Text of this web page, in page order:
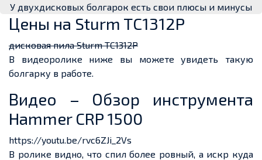
У двухдисковых болгарок есть свои плюсы и минусы
Цены на Sturm TC1312P
дисковая пила Sturm TC1312P
В видеоролике ниже вы можете увидеть такую
болгарку в работе.
Видео – Обзор инструмента
Hammer CRP 1500
https://youtu.be/rvc6ZJi_2Vs
В ролике видно, что спил более ровный, а искр куда